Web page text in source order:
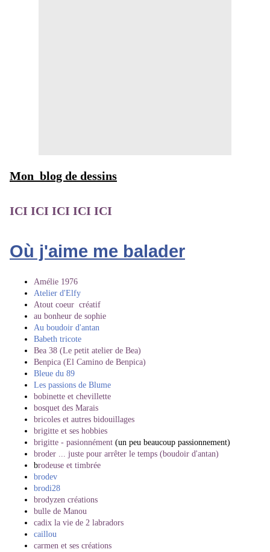
Mon blog de dessins
ICI ICI ICI ICI ICI
Où j'aime me balader
Amélie 1976
Atelier d'Elfy
Atout coeur créatif
au bonheur de sophie
Au boudoir d'antan
Babeth tricote
Bea 38 (Le petit atelier de Bea)
Benpica (El Camino de Benpica)
Bleue du 89
Les passions de Blume
bobinette et chevillette
bosquet des Marais
bricoles et autres bidouillages
brigitte et ses hobbies
brigitte - pasionnément (un peu beaucoup passionnement)
broder ... juste pour arrêter le temps (boudoir d'antan)
brodeuse et timbrée
brodev
brodi28
brodyzen créations
bulle de Manou
cadix la vie de 2 labradors
caillou
carmen et ses créations